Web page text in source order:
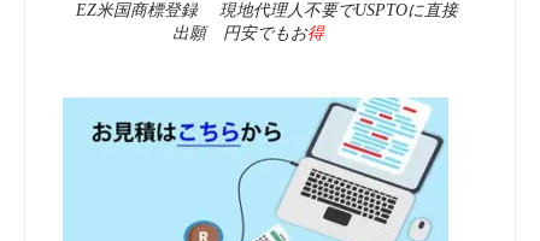
EZ米国商標登録 現地代理人不要でUSPTOに直接
出願 円安でもお得